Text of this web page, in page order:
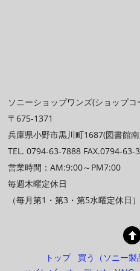
ソニーショップワンズ(ショップ
〒675-1371
兵庫県小野市黒川町1687(図書館
TEL. 0794-63-7888 FAX.0794-63-
営業時間：AM:9:00～PM7:00
毎週木曜定休日
（毎月第1・第3・第5水曜定休日）
トップ 買う（ソニー製